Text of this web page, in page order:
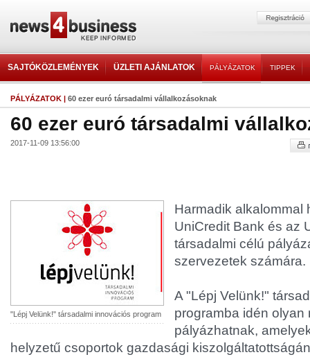
SAJTÓKÖZLEMÉNYEK ÜZLETI AJÁNLATOK PÁLYÁZATOK TIPPEK
PÁLYÁZATOK | 60 ezer euró társadalmi vállalkozásoknak
60 ezer euró társadalmi
2017-11-09 13:56:00
"Lépj Velünk!" társadalmi innovációs program
Harmadik alkalommal
UniCredit Bank és az
társadalmi célú
szervezetek számára.
A "Lépj Velünk!"
programba idén
pályázhatnak,
helyzetű csoportok gazdasági